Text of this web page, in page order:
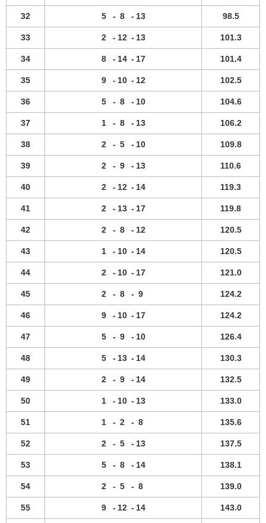
32 5 - 8 - 13 98.5
33 2 - 12 - 13 101.3
34 8 - 14 - 17 101.4
35 9 - 10 - 12 102.5
36 5 - 8 - 10 104.6
37 1 - 8 - 13 106.2
38 2 - 5 - 10 109.8
39 2 - 9 - 13 110.6
40 2 - 12 - 14 119.3
41 2 - 13 - 17 119.8
42 2 - 8 - 12 120.5
43 1 - 10 - 14 120.5
44 2 - 10 - 17 121.0
45 2 - 8 - 9 124.2
46 9 - 10 - 17 124.2
47 5 - 9 - 10 126.4
48 5 - 13 - 14 130.3
49 2 - 9 - 14 132.5
50 1 - 10 - 13 133.0
51 1 - 2 - 8 135.6
52 2 - 5 - 13 137.5
53 5 - 8 - 14 138.1
54 2 - 5 - 8 139.0
55 9 - 12 - 14 143.0